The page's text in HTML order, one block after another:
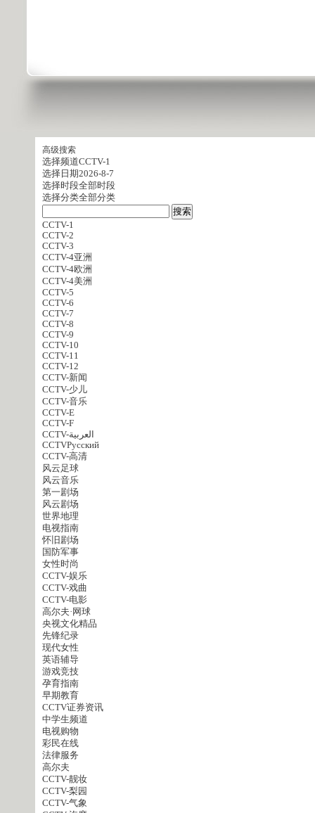
高级搜索
选择频道CCTV-1
选择日期2026-8-7
选择时段全部时段
选择分类全部分类
CCTV-1
CCTV-2
CCTV-3
CCTV-4亚洲
CCTV-4欧洲
CCTV-4美洲
CCTV-5
CCTV-6
CCTV-7
CCTV-8
CCTV-9
CCTV-10
CCTV-11
CCTV-12
CCTV-新闻
CCTV-少儿
CCTV-音乐
CCTV-E
CCTV-F
CCTV-العربية
CCTVPусский
CCTV-高清
风云足球
风云音乐
第一剧场
风云剧场
世界地理
电视指南
怀旧剧场
国防军事
女性时尚
CCTV-娱乐
CCTV-戏曲
CCTV-电影
高尔夫·网球
央视文化精品
先锋纪录
现代女性
英语辅导
游戏竞技
孕育指南
早期教育
CCTV证券资讯
中学生频道
电视购物
彩民在线
法律服务
高尔夫
CCTV-靓妆
CCTV-梨园
CCTV-气象